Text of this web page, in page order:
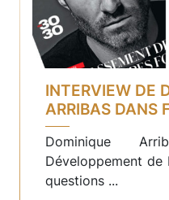
INTERVIEW DE
ARRIBAS DANS
Dominique
Développement de
questions ...